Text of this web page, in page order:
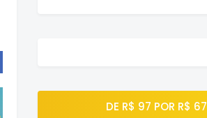
DE R$ 97 POR R$ 67